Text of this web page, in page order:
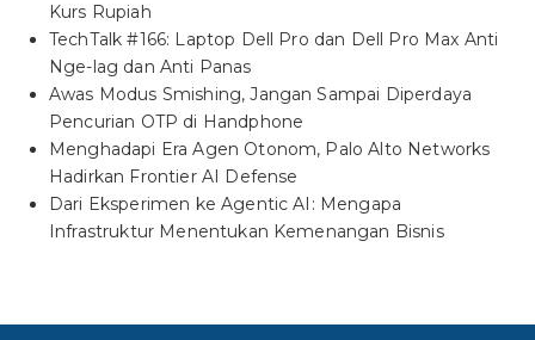
Kurs Rupiah
TechTalk #166: Laptop Dell Pro dan Dell Pro Max Anti
Nge-lag dan Anti Panas
Awas Modus Smishing, Jangan Sampai Diperdaya
Pencurian OTP di Handphone
Menghadapi Era Agen Otonom, Palo Alto Networks
Hadirkan Frontier AI Defense
Dari Eksperimen ke Agentic AI: Mengapa
Infrastruktur Menentukan Kemenangan Bisnis